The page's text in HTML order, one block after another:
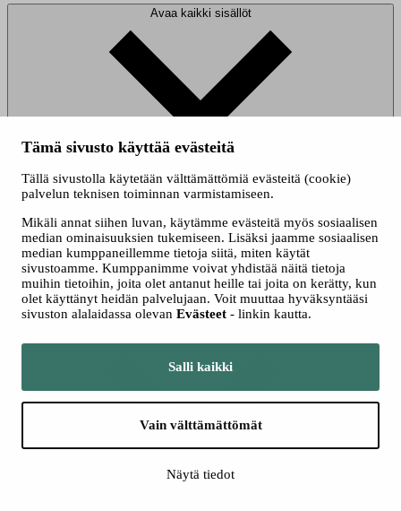
Tämä sivusto käyttää evästeitä
Tällä sivustolla käytetään välttämättömiä evästeitä (cookie)
palvelun teknisen toiminnan varmistamiseen.
Mikäli annat siihen luvan, käytämme evästeitä myös sosiaalisen
median ominaisuuksien tukemiseen. Lisäksi jaamme sosiaalisen
median kumppaneillemme tietoja siitä, miten käytät
sivustoamme. Kumppanimme voivat yhdistää näitä tietoja
muihin tietoihin, joita olet antanut heille tai joita on kerätty, kun
olet käyttänyt heidän palvelujaan. Voit muuttaa hyväksyntääsi
sivuston alalaidassa olevan Evästeet - linkin kautta.
Salli kaikki
Vain välttämättömät
Näytä tiedot
Avaa kaikki sisällöt
Sulje kaikki sisällöt
Sulje